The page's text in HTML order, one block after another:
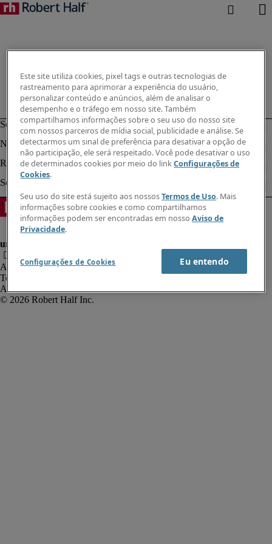
Aviso de Privacidade
Termos de uso
Alerta de fraude
Este site utiliza cookies, pixel tags e outras tecnologias de
rastreamento para aprimorar a experiência do usuário,
personalizar conteúdo e anúncios, além de analisar o
desempenho e o tráfego em nosso site. Também
compartilhamos informações sobre o seu uso do nosso site
com nossos parceiros de mídia social, publicidade e análise. Se
detectarmos um sinal de preferência para desativar a opção de
não participação, ele será respeitado. Você pode desativar o uso
de determinados cookies por meio do linkConfigurações de
Cookies.
Seu uso do site está sujeito aos nossosTermos de Uso. Mais
informações sobre cookies e como compartilhamos
informações podem ser encontradas em nossoAviso de
Privacidade.
Configurações de Cookies Eu entendo